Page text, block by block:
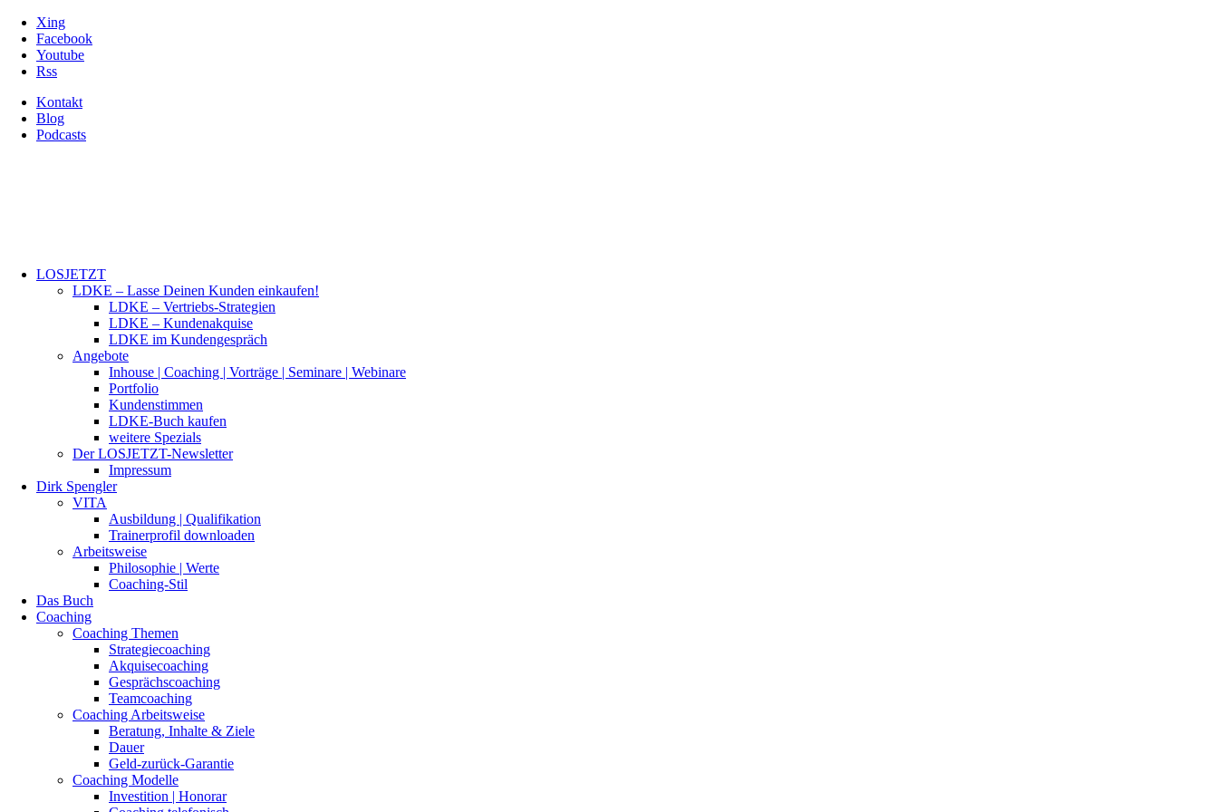
Xing
Facebook
Youtube
Rss
Kontakt
Blog
Podcasts
LOSJETZT
LDKE – Lasse Deinen Kunden einkaufen!
LDKE – Vertriebs-Strategien
LDKE – Kundenakquise
LDKE im Kundengespräch
Angebote
Inhouse | Coaching | Vorträge | Seminare | Webinare
Portfolio
Kundenstimmen
LDKE-Buch kaufen
weitere Spezials
Der LOSJETZT-Newsletter
Impressum
Dirk Spengler
VITA
Ausbildung | Qualifikation
Trainerprofil downloaden
Arbeitsweise
Philosophie | Werte
Coaching-Stil
Das Buch
Coaching
Coaching Themen
Strategiecoaching
Akquisecoaching
Gesprächscoaching
Teamcoaching
Coaching Arbeitsweise
Beratung, Inhalte & Ziele
Dauer
Geld-zurück-Garantie
Coaching Modelle
Investition | Honorar